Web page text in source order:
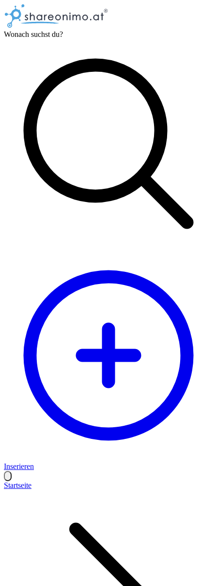
Wonach suchst du?
Inserieren
Startseite